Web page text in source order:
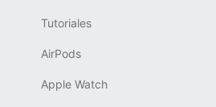
Tutoriales
AirPods
Apple Watch